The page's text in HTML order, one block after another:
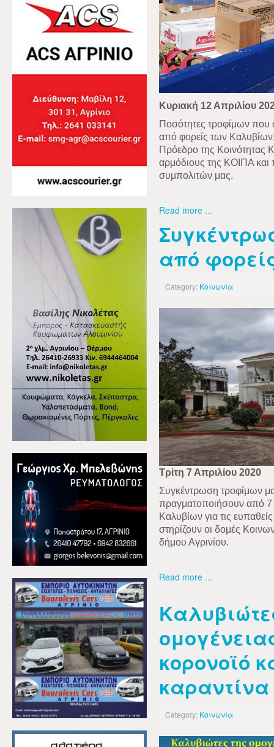
Κυριακή 12 Απριλίου
Ποσότητες τροφίμων που
από φορείς των
Πρόεδρο της Κοινότητας
αρμόδιους της ΚΟΙΠΑ και
συμπολιτών μας.
Read more ...
από
Category: Κοινωνία
Τρίτη 7 Απριλίου 2020
Συγκέντρωση τροφίμων
πραγματοποιήσουν από 7
Καλυβίων για τις
στηρίζουν οι δομές
δήμου Αγρινίου.
Read more ...
κορονοϊό
καραντίνα
Category: Κοινωνία